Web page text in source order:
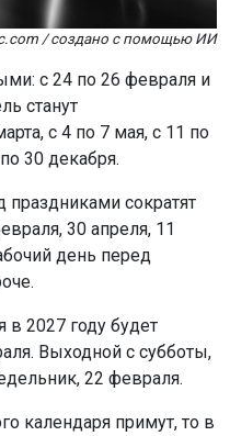
/ создано с помощью ИИ
с 24 по 26 февраля и
станут
с 4 по 7 мая, с 11 по
30 декабря.
сократят
30 апреля, 11
день перед
в 2027 году будет
Выходной с субботы,
22 февраля.
календаря примут, то в